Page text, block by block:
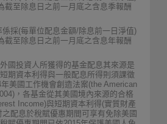
截至除息日之前一月底之含息季報酬
採(每單位配息金額/除息前一日淨值)
截至除息日之前一月底之含息年報酬
國投資人所獲得的基金配息其來源是
期資本利得與一般配息所得則須課徵
美國工作機會創造法案(the American
，各基金從其美國境內來源的合格
Income)與短期資本利得(實質財產
配息於稅賦優惠期間可享有免除美國